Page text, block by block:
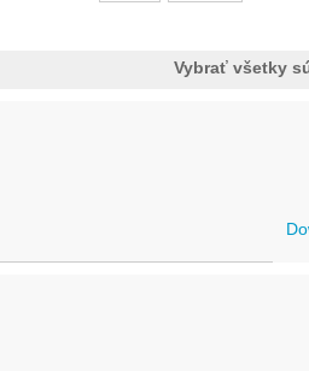
Vybrať všetky